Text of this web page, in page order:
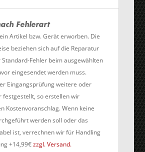
Fehlerart
Artikel bzw. Gerät erworben. Die
beziehen sich auf die Reparatur
Fehler beim ausgewählten
eingesendet werden muss.
Eingangsprüfung weitere oder
festgestellt, so erstellen wir
Kostenvoranschlag. Wenn keine
werden soll oder das
ist, verrechnen wir für Handling
+14,99€zzgl. Versand.